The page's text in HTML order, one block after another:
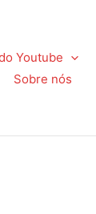
Youtube
Sobre nós